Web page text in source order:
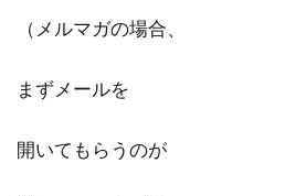
（メルマガの場合、
まずメールを
開いてもらうのが